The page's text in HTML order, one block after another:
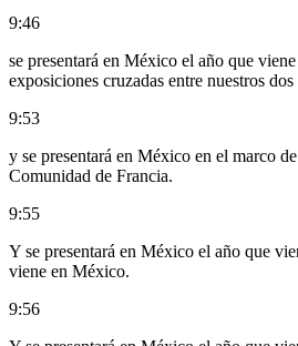
9:46
se presentará en México el año que
exposiciones cruzadas entre nuestros dos
9:53
y se presentará en México en el marco
Comunidad de Francia.
9:55
Y se presentará en México el año que
viene en México.
9:56